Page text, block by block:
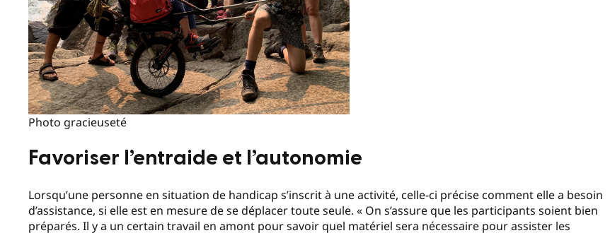
Photo gracieuseté
Favoriser l’entraide et l’autonomie
Lorsqu’une personne en situation de handicap s’inscrit à une activité, celle-ci précise comment elle a besoin
d’assistance, si elle est en mesure de se déplacer toute seule. « On s’assure que les participants soient bien
préparés. Il y a un certain travail en amont pour savoir quel matériel sera nécessaire pour assister les